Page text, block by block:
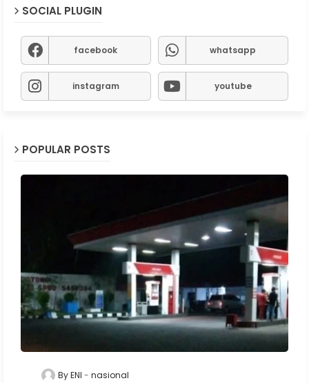
SOCIAL PLUGIN
facebook whatsapp
instagram youtube
POPULAR POSTS
By ENI nasional